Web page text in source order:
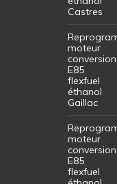
Castres
moteur
conversion
E85
flexfuel
éthanol
Gaillac
moteur
conversion
E85
flexfuel